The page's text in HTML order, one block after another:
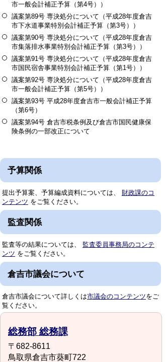
市一般会計補正予算（第4号））
議案第89号 専決処分について（平成28年度倉吉
市下水道事業特別会計補正予算（第3号））
議案第90号 専決処分について（平成28年度倉吉
市集落排水事業特別会計補正予算（第3号））
議案第91号 専決処分について（平成28年度倉吉
市国民宿舎事業特別会計補正予算（第1号））
議案第92号 専決処分について（平成28年度倉吉
市一般会計補正予算（第5号））
議案第93号 平成28年度倉吉市一般会計補正予算
（第6号）
議案第94号 倉吉市税条例及び倉吉市国民健康保
険条例の一部改正について
予算関係
提出予算案、予算編成資料については、 財政課のコ
ンテンツ をご覧ください。
監査関係
監査等の結果については、 監査委員事務局のコンテ
ンツ をご覧ください。
倉吉市議会について
倉吉市議会について詳しくは市議会のコンテンツをご
覧ください。
総務部 総務課
〒682-8611
鳥取県倉吉市葵町722